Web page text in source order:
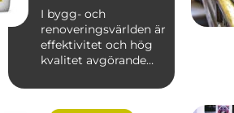
I bygg- och
renoveringsvärlden är
effektivitet och hög
kvalitet avgörande